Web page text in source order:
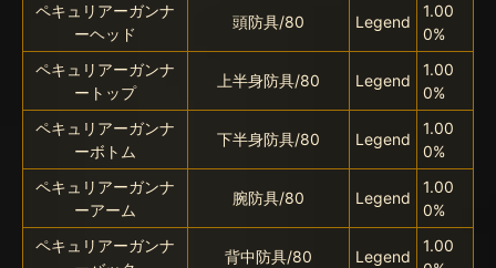
ペキュリアーガンナ
ーヘッド
頭防具/80 Legend
1.00
0%
ペキュリアーガンナ
ートップ
上半身防具/80 Legend
1.00
0%
ペキュリアーガンナ
ーボトム
下半身防具/80 Legend
1.00
0%
ペキュリアーガンナ
ーアーム
腕防具/80 Legend
1.00
0%
ペキュリアーガンナ
背中防具/80 Legend
1.00